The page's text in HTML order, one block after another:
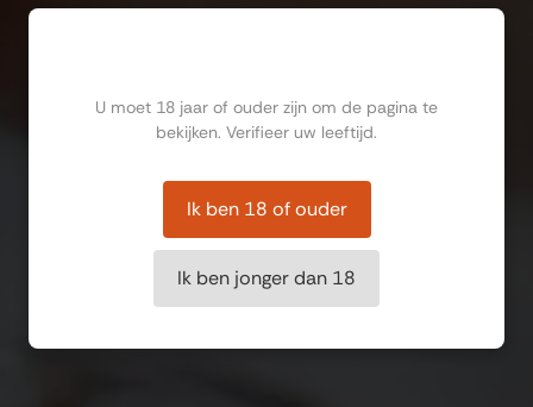
U moet 18 jaar of ouder zijn om de pagina te
bekijken. Verifieer uw leeftijd.
Ik ben 18 of ouder
Ik ben jonger dan 18